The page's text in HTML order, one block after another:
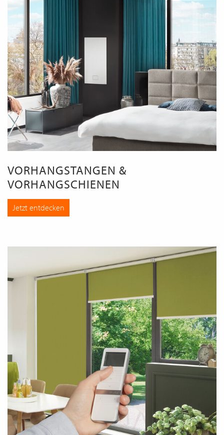
VORHANGSTANGEN &
VORHANGSCHIENEN
Jetzt entdecken